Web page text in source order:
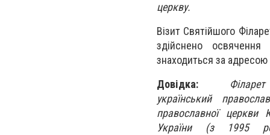
церкву.
Візит Святійшого
здійснено
знаходиться за
Довідка:
український
православної церкви
України (з 1995